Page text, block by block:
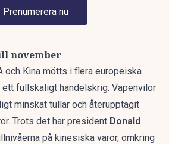
Prenumerera nu
november
och Kina mötts i flera europeiska
fullskaligt handelskrig. Vapenvilor
minskat tullar och återupptagit
Trots det har president Donald
på kinesiska varor, omkring